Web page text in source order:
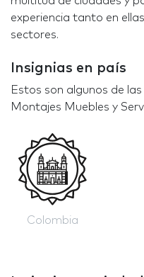
experiencia tanto en
sectores.
Insignias en país
Estos son algunos de
Montajes Muebles y
Colombia